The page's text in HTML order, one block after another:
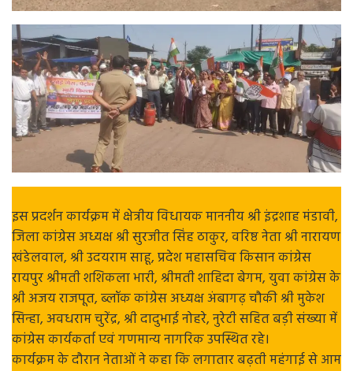
इस प्रदर्शन कार्यक्रम में क्षेत्रीय विधायक माननीय श्री इंद्रशाह मंडावी,
जिला कांग्रेस अध्यक्ष श्री सुरजीत सिंह ठाकुर, वरिष्ठ नेता श्री नारायण
खंडेलवाल, श्री उदयराम साहू, प्रदेश महासचिव किसान कांग्रेस
रायपुर श्रीमती शशिकला भारी, श्रीमती शाहिदा बेगम, युवा कांग्रेस के
श्री अजय राजपूत, ब्लॉक कांग्रेस अध्यक्ष अंबागढ़ चौकी श्री मुकेश
सिन्हा, अवधराम चुरेंद्र, श्री दादुभाई नोहरे, नुरेटी सहित बड़ी संख्या में
कांग्रेस कार्यकर्ता एवं गणमान्य नागरिक उपस्थित रहे।
कार्यक्रम के दौरान नेताओं ने कहा कि लगातार बढ़ती महंगाई से आम